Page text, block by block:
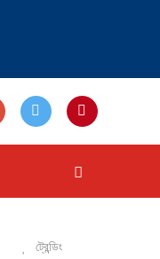
ট্রেন্ডিং